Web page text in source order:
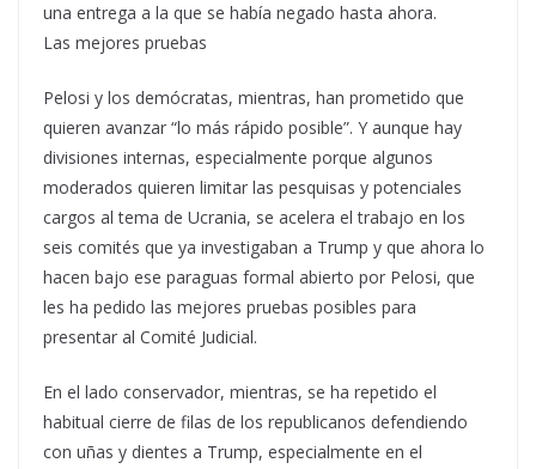
una entrega a la que se había negado hasta ahora.
Las mejores pruebas
Pelosi y los demócratas, mientras, han prometido que
quieren avanzar “lo más rápido posible”. Y aunque hay
divisiones internas, especialmente porque algunos
moderados quieren limitar las pesquisas y potenciales
cargos al tema de Ucrania, se acelera el trabajo en los
seis comités que ya investigaban a Trump y que ahora lo
hacen bajo ese paraguas formal abierto por Pelosi, que
les ha pedido las mejores pruebas posibles para
presentar al Comité Judicial.
En el lado conservador, mientras, se ha repetido el
habitual cierre de filas de los republicanos defendiendo
con uñas y dientes a Trump, especialmente en el